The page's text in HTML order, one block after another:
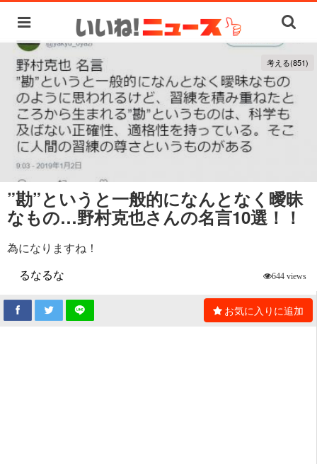
考える(851)
”勘”というと一般的になんとなく曖昧
なもの…野村克也さんの名言10選！！
為になりますね！
るなるな
644 views
お気に入りに追加